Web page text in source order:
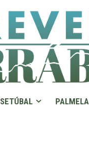
SETÚBAL PALMELA